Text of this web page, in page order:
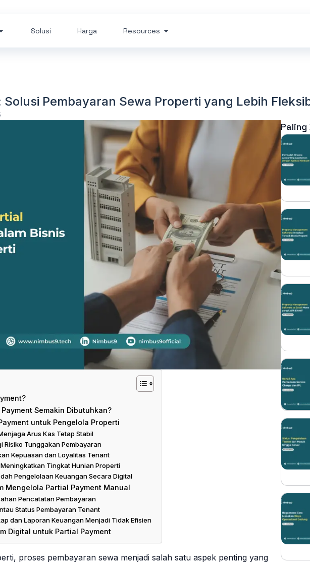
Solusi Harga Resources
Solusi Pembayaran Sewa Properti yang Lebih
Semakin Dibutuhkan?
untuk Pengelola Properti
Arus Kas Tetap Stabil
Risiko Tunggakan Pembayaran
Kepuasan dan Loyalitas Tenant
Tingkat Hunian Properti
Pengelolaan Keuangan Secara Digital
Mengelola Partial Payment Manual
Pencatatan Pembayaran
Status Pembayaran Tenant
dan Laporan Keuangan Menjadi Tidak Efisien
Digital untuk Partial Payment
proses pembayaran sewa menjadi salah satu aspek penting yang
Paling